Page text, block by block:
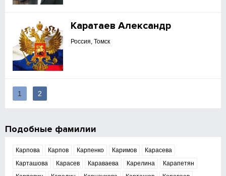
Каратаев Александр
Россия, Томск
1 2
Подобные фамилии
Карпова Карпов Карпенко Каримов
Карасева
Карташова
Карасев Караваева Карелина
Карапетян